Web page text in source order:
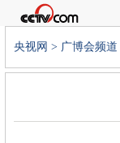
央视网 > 广博会频道